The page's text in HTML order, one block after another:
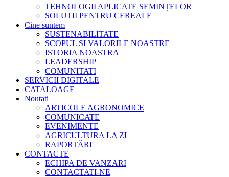
TEHNOLOGII APLICATE SEMINȚELOR
SOLUTII PENTRU CEREALE
Cine suntem
SUSTENABILITATE
SCOPUL SI VALORILE NOASTRE
ISTORIA NOASTRA
LEADERSHIP
COMUNITATI
SERVICII DIGITALE
CATALOAGE
Noutati
ARTICOLE AGRONOMICE
COMUNICATE
EVENIMENTE
AGRICULTURA LA ZI
RAPORTĂRI
CONTACTE
ECHIPA DE VANZARI
CONTACTATI-NE